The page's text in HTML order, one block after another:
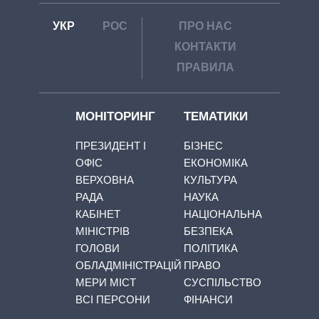
УКР РОС
ПРО НАС
КОНТАКТИ
ПРАВИЛА
МОНІТОРИНГ
ПРЕЗИДЕНТ І
ОФІС
ВЕРХОВНА
РАДА
КАБІНЕТ
МІНІСТРІВ
ГОЛОВИ
ОБЛАДМІНІСТРАЦІЙ
МЕРИ МІСТ
ВСІ ПЕРСОНИ
ТЕМАТИКИ
БІЗНЕС
ЕКОНОМІКА
КУЛЬТУРА
НАУКА
НАЦІОНАЛЬНА
БЕЗПЕКА
ПОЛІТИКА
ПРАВО
СУСПІЛЬСТВО
ФІНАНСИ